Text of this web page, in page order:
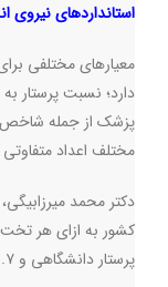
استانداردهای نیروی
معیارهای مختلفی
دارد؛ نسبت پرستار
پزشک از جمله
مختلف اعداد متفاوتی
دکتر محمد
پرستار دانشگاهی و ۰.۷نفر نیروی غیرحرفه‌‌ای می‌شود